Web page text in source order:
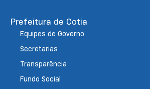
Prefeitura de Cotia
Equipes de Governo
Secretarias
Transparência
Fundo Social